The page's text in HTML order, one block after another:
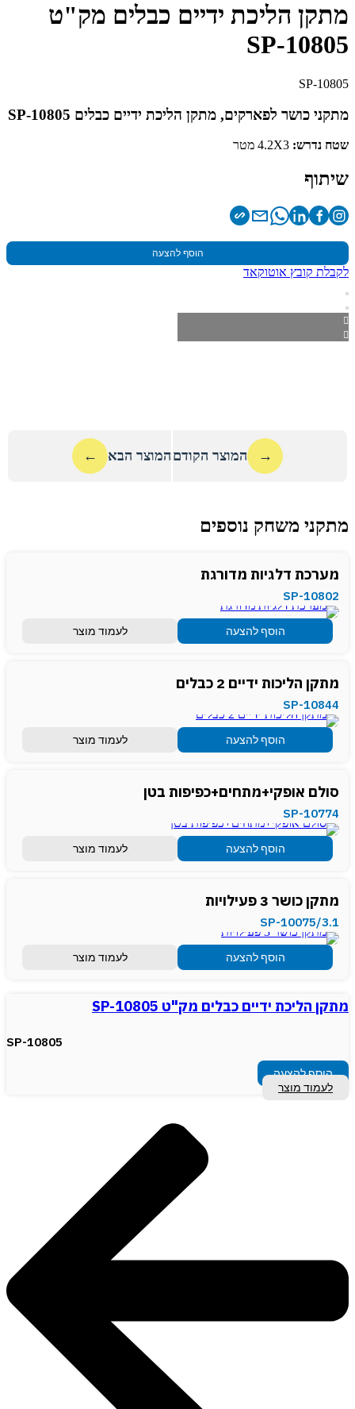
מתקן הליכת ידיים כבלים מק"ט
SP-10805
SP-10805
מתקני כושר לפארקים, מתקן הליכת ידיים כבלים SP-10805
שטח נדרש: 4.2X3 מטר
שיתוף
הוסף להצעה
לקבלת קובץ אוטוקאד
→ המוצר הקודם המוצר הבא ←
מתקני משחק נוספים
מערכת דלגיות מדורגת
SP-10802
הוסף להצעה לעמוד מוצר
מתקן הליכות ידיים 2 כבלים
SP-10844
הוסף להצעה לעמוד מוצר
סולם אופקי+מתחים+כפיפות בטן
SP-10774
הוסף להצעה לעמוד מוצר
מתקן כושר 3 פעילויות
SP-10075/3.1
הוסף להצעה לעמוד מוצר
מתקן הליכת ידיים כבלים מק"ט SP-10805
SP-10805
הוסף להצעה
לעמוד מוצר